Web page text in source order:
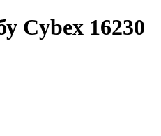
Cybex 16230